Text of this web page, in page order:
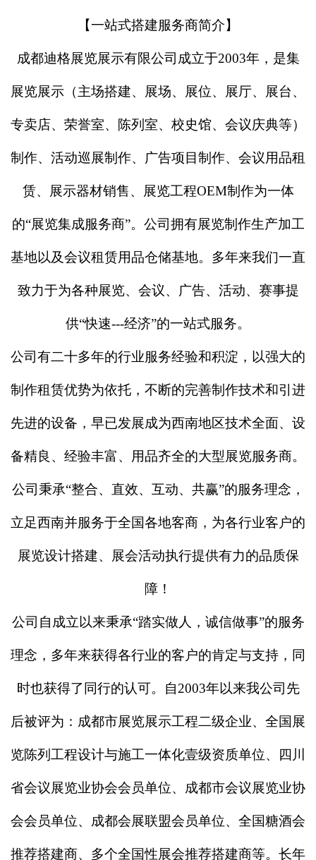
【一站式搭建服务商简介】
成都迪格展览展示有限公司成立于2003年，是集
展览展示（主场搭建、展场、展位、展厅、展台、
专卖店、荣誉室、陈列室、校史馆、会议庆典等）
制作、活动巡展制作、广告项目制作、会议用品租
赁、展示器材销售、展览工程OEM制作为一体
的“展览集成服务商”。公司拥有展览制作生产加工
基地以及会议租赁用品仓储基地。多年来我们一直
致力于为各种展览、会议、广告、活动、赛事提
供“快速---经济”的一站式服务。
公司有二十多年的行业服务经验和积淀，以强大的
制作租赁优势为依托，不断的完善制作技术和引进
先进的设备，早已发展成为西南地区技术全面、设
备精良、经验丰富、用品齐全的大型展览服务商。
公司秉承“整合、直效、互动、共赢”的服务理念，
立足西南并服务于全国各地客商，为各行业客户的
展览设计搭建、展会活动执行提供有力的品质保
障！
公司自成立以来秉承“踏实做人，诚信做事”的服务
理念，多年来获得各行业的客户的肯定与支持，同
时也获得了同行的认可。自2003年以来我公司先
后被评为：成都市展览展示工程二级企业、全国展
览陈列工程设计与施工一体化壹级资质单位、四川
省会议展览业协会会员单位、成都市会议展览业协
会会员单位、成都会展联盟会员单位、全国糖酒会
推荐搭建商、多个全国性展会推荐搭建商等。长年